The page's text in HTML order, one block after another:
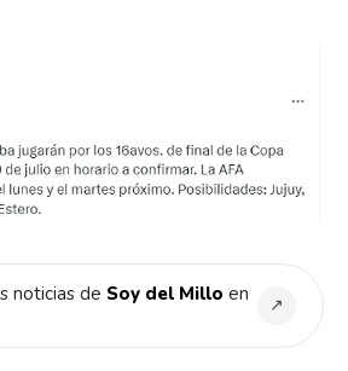
noticias de Soy del Millo en
↗